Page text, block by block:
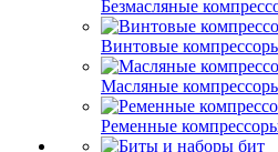
Безмасляные
Винтовые
Масляные
Ременные